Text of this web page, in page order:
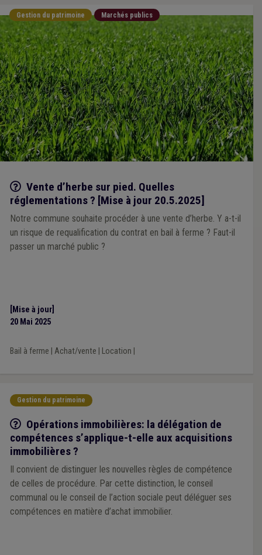
Gestion du patrimoine Marchés publics
Q/R
Vente d’herbe sur pied. Quelles
réglementations ? [Mise à jour 20.5.2025]
Notre commune souhaite procéder à une vente d’herbe. Y a-t-il
un risque de requalification du contrat en bail à ferme ? Faut-il
passer un marché public ?
[Mise à jour]
20 Mai 2025
Bail à ferme Achat/vente Location
Gestion du patrimoine
Q/R
Opérations immobilières: la délégation de
compétences s’applique-t-elle aux acquisitions
immobilières ?
Il convient de distinguer les nouvelles règles de compétence
de celles de procédure. Par cette distinction, le conseil
communal ou le conseil de l’action sociale peut déléguer ses
compétences en matière d’achat immobilier.